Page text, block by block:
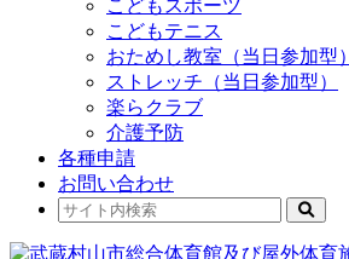
こどもスポーツ
こどもテニス
おためし教室（当日参加型）
ストレッチ（当日参加型）
楽らクラブ
介護予防
各種申請
お問い合わせ